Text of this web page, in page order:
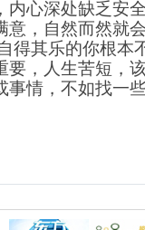
内心深处缺乏安
意，自然而然就
其乐的你根本
要，人生苦短，
事情，不如找一